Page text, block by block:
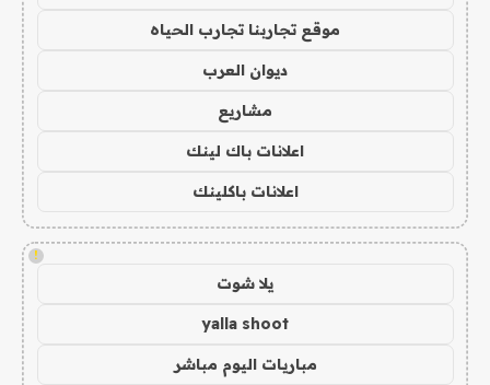
موقع تجاربنا تجارب الحياه
ديوان العرب
مشاريع
اعلانات باك لينك
اعلانات باكلينك
!
يلا شوت
yalla shoot
مباريات اليوم مباشر